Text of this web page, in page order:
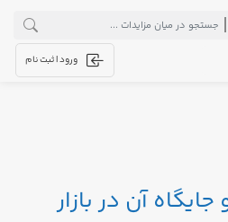
ورود | ثبت نام
آن در بازار